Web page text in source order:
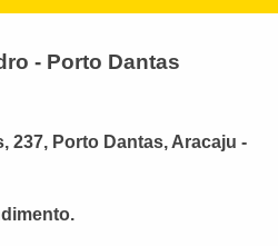
- Porto Dantas
237, Porto Dantas, Aracaju -